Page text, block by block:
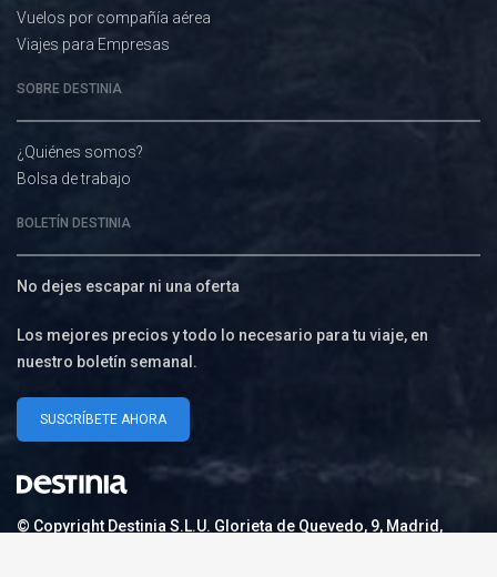
Vuelos por compañía aérea
Viajes para Empresas
SOBRE DESTINIA
¿Quiénes somos?
Bolsa de trabajo
BOLETÍN DESTINIA
No dejes escapar ni una oferta
Los mejores precios y todo lo necesario para tu viaje, en
nuestro boletín semanal.
SUSCRÍBETE AHORA
© Copyright Destinia S.L.U. Glorieta de Quevedo, 9, Madrid,